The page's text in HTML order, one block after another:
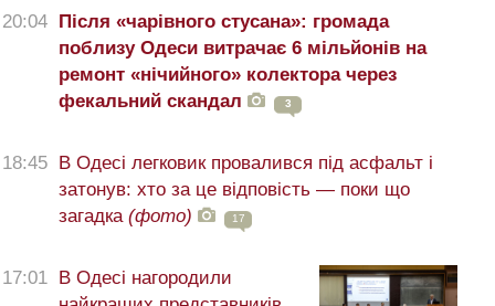
20:04 Після «чарівного стусана»: громада
поблизу Одеси витрачає 6 мільйонів на
ремонт «нічийного» колектора через
фекальний скандал
3
18:45 В Одесі легковик провалився під асфальт і
затонув: хто за це відповість — поки що
загадка (фото) 17
17:01
В Одесі нагородили